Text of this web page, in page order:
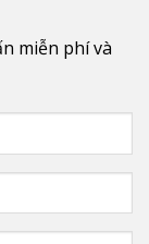
miễn phí và